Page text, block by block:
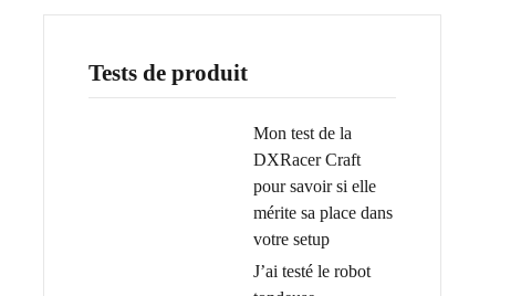
Tests de produit
Mon test de la
DXRacer Craft
pour savoir si elle
mérite sa place dans
votre setup
J’ai testé le robot